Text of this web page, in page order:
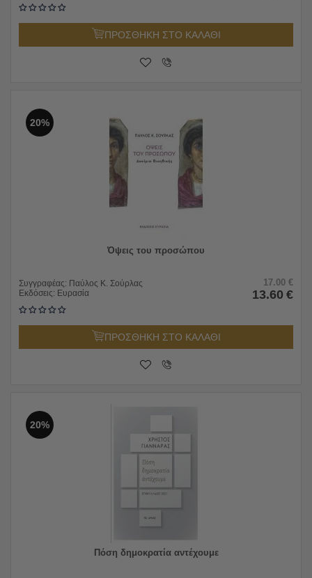
ΠΡΟΣΘΗΚΗ ΣΤΟ ΚΑΛΑΘΙ
20%
Όψεις του προσώπου
Συγγραφέας: Παύλος Κ. Σούρλας
Εκδόσεις: Ευρασία
17.00 €
13.60 €
ΠΡΟΣΘΗΚΗ ΣΤΟ ΚΑΛΑΘΙ
20%
Πόση δημοκρατία αντέχουμε